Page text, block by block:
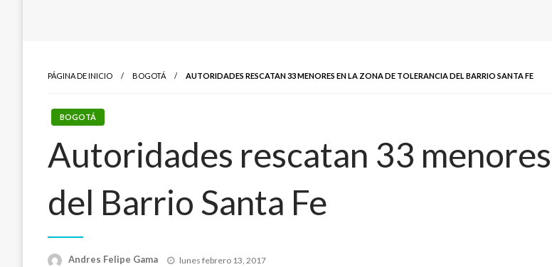
PÁGINA DE INICIO BOGOTÁ AUTORIDADES RESCATAN 33 MENORES EN LA ZONA DE TOLERANCIA DEL BARRIO SANTA FE
BOGOTÁ
Autoridades rescatan 33
del Barrio Santa Fe
Andres Felipe Gama
Publicado
lunes febrero 13, 2017